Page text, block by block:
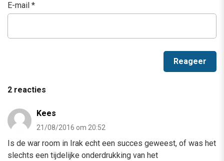
E-mail *
2 reacties
Kees
21/08/2016 om 20:52
Is de war room in Irak echt een succes geweest, of was het
slechts een tijdelijke onderdrukking van het